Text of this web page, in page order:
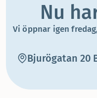
Nu
Vi öppnar igen
Bjurögatan 20